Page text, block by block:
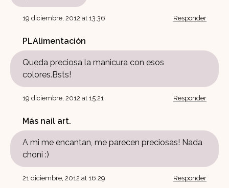
19 diciembre, 2012 at 13:36 Responder
PLAlimentación
Queda preciosa la manicura con esos
colores.Bsts!
19 diciembre, 2012 at 15:21 Responder
Más nail art.
A mi me encantan, me parecen preciosas! Nada
choni :)
21 diciembre, 2012 at 16:29 Responder